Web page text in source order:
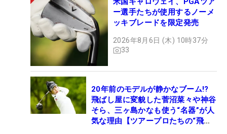
ー選手たちが使用するノーメ
ッキブレードを限定発売
2026年8月6日 (木) 10時37分
33
20年前のモデルが静かなブーム!?
飛ばし屋に変貌した菅沼菜々や神谷
そら、三ヶ島かなも使う“名器”が人
気な理由【ツアープロたちの“飛ば